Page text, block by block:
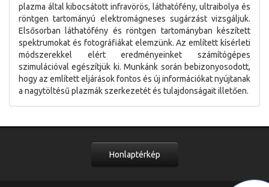
plazma által kibocsátott infravörös, láthatófény, ultraibolya és
röntgen tartományú elektromágneses sugárzást vizsgáljuk.
Elsősorban láthatófény és röntgen tartományban készített
spektrumokat és fotográfiákat elemzünk. Az említett kísérleti
módszerekkel elért eredményeinket számítógépes
szimulációval egészítjük ki. Munkánk során bebizonyosodott,
hogy az említett eljárások fontos és új információkat nyújtanak
a nagytöltésű plazmák szerkezetét és tulajdonságait illetően.
Honlaptérkép